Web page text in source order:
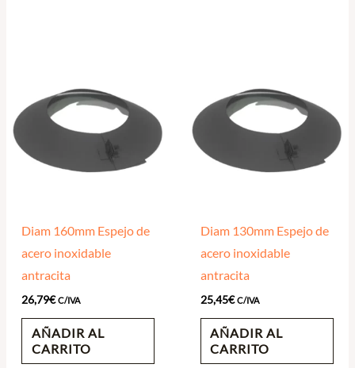
Diam 160mm Espejo de
acero inoxidable
antracita
26,79€ C/IVA
AÑADIR AL
CARRITO
Diam 130mm Espejo de
acero inoxidable
antracita
25,45€ C/IVA
AÑADIR AL
CARRITO